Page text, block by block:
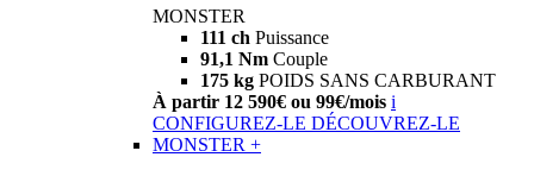
MONSTER
111 ch Puissance
91,1 Nm Couple
175 kg POIDS SANS CARBURANT
À partir 12 590€ ou 99€/mois i
CONFIGUREZ-LE DÉCOUVREZ-LE
MONSTER +